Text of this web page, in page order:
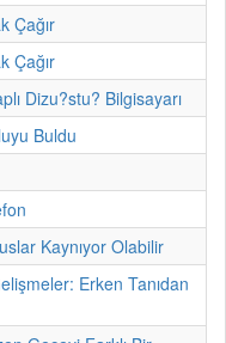
Çağır
Çağır
Dizu?stu? Bilgisayarı
Buldu
Kaynıyor Olabilir
Erken Tanıdan